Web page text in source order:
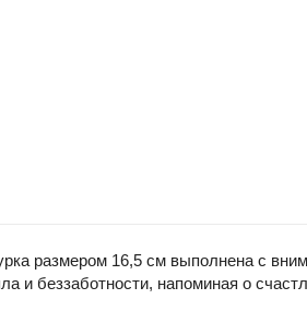
размером 16,5 см выполнена с
и беззаботности, напоминая о